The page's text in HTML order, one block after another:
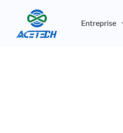
Entreprise